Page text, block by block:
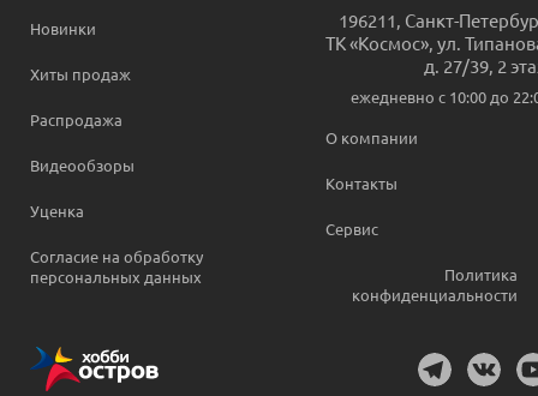
Новинки
Хиты продаж
Распродажа
Видеообзоры
Уценка
Согласие на обработку
персональных данных
196211 Санкт-
ТК «Космос», ул.
д. 27/39, 2
ежедневно c 10:00 до
О компании
Контакты
Сервис
Политика
конфиденциальности